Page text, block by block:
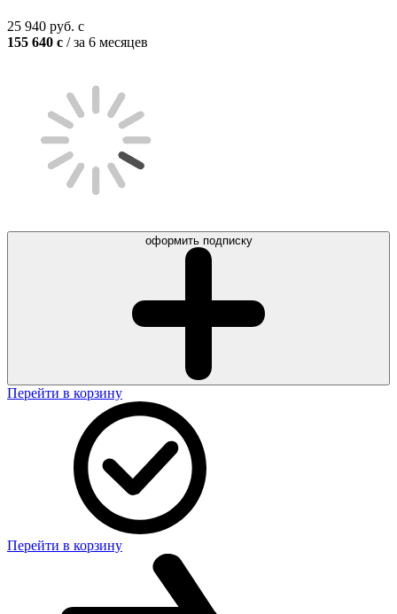
25 940 руб. c
155 640 c / за 6 месяцев
оформить подписку
Перейти в корзину
Перейти в корзину